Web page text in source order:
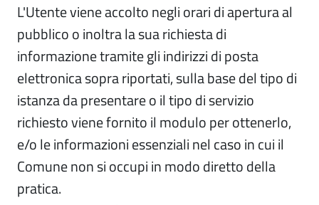
L'Utente viene accolto negli orari di apertura al
pubblico o inoltra la sua richiesta di
informazione tramite gli indirizzi di posta
elettronica sopra riportati, sulla base del tipo di
istanza da presentare o il tipo di servizio
richiesto viene fornito il modulo per ottenerlo,
e/o le informazioni essenziali nel caso in cui il
Comune non si occupi in modo diretto della
pratica.